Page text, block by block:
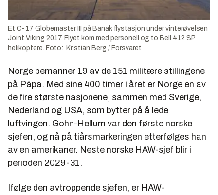
Et C-17 Globemaster III på Banak flystasjon under vinterøvelsen
Joint Viking 2017. Flyet kom med personell og to Bell 412 SP
helikoptere. Foto: Kristian Berg / Forsvaret
Norge bemanner 19 av de 151 militære stillingene
på Pápa. Med sine 400 timer i året er Norge en av
de fire største nasjonene, sammen med Sverige,
Nederland og USA, som bytter på å lede
luftvingen. Gohn-Hellum var den første norske
sjefen, og nå på tiårsmarkeringen etterfølges han
av en amerikaner. Neste norske HAW-sjef blir i
perioden 2029-31.
Ifølge den avtroppende sjefen, er HAW-